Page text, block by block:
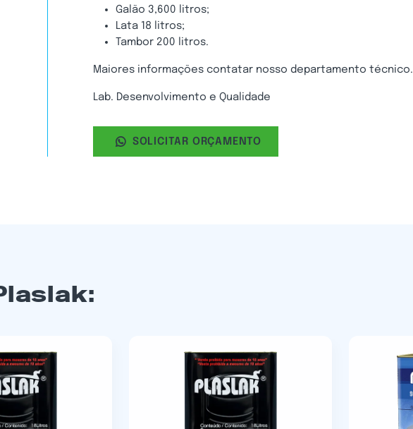
Galão 3,600 litros;
Lata 18 litros;
Tambor 200 litros.
Maiores informações contatar nosso departamento técnico.
Lab. Desenvolvimento e Qualidade
SOLICITAR ORÇAMENTO